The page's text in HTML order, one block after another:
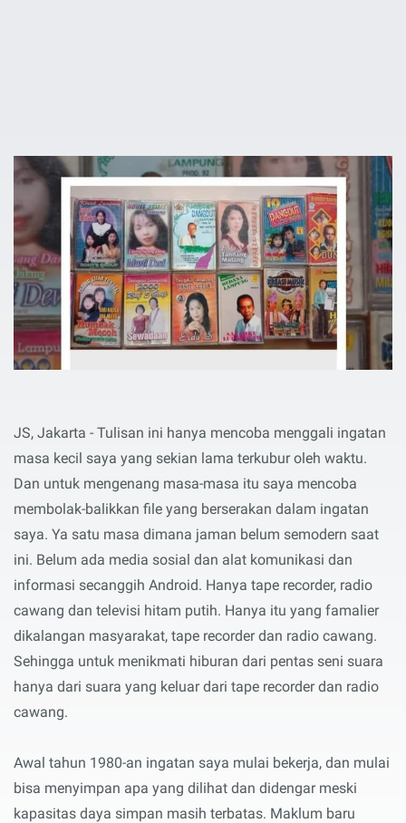
JS, Jakarta - Tulisan ini hanya mencoba menggali ingatan
masa kecil saya yang sekian lama terkubur oleh waktu.
Dan untuk mengenang masa-masa itu saya mencoba
membolak-balikkan file yang berserakan dalam ingatan
saya. Ya satu masa dimana jaman belum semodern saat
ini. Belum ada media sosial dan alat komunikasi dan
informasi secanggih Android. Hanya tape recorder, radio
cawang dan televisi hitam putih. Hanya itu yang famalier
dikalangan masyarakat, tape recorder dan radio cawang.
Sehingga untuk menikmati hiburan dari pentas seni suara
hanya dari suara yang keluar dari tape recorder dan radio
cawang.
Awal tahun 1980-an ingatan saya mulai bekerja, dan mulai
bisa menyimpan apa yang dilihat dan didengar meski
kapasitas daya simpan masih terbatas. Maklum baru